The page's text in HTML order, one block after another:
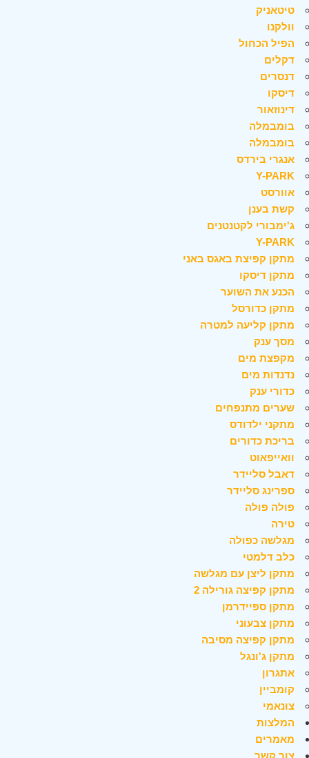
טיטאניק
וולקנו
הפיל הכחול
דקלים
דנסרים
דיסקו
דינוזאור
בומבמלה
בומבמלה
אנגרי בירדס
Y-PARK
אוורסט
קשת בענן
ג'ימבורי לקטנטנים
Y-PARK
מתקן קפיצת באגס באני
מתקן דיסקו
הכנע את השוער
מתקן כדורסל
מתקן קליעה למטרה
מסך ענק
מקפצת מים
נדנדות מים
כדורי ענק
שערים מתנפחים
מתקני ילדודס
בריכת כדורים
וואייפאוט
דאבל סליידר
ספרינג סליידר
פולה פולה
טירה
מגלשה כפולה
כלב דלמטי
מתקן ליצן עם מגלשה
מתקן קפיצה גורילה 2
מתקן ספיידרמן
מתקן צבעוני
מתקן קפיצה מסיבה
מתקן ג'ונגל
אתגרון
קומביין
צונאמי
המלצות
מאמרים
צור קשר